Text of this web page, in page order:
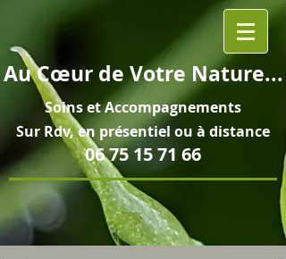
AuCœurde Votre Nature...
Soins etAccompagnements
Sur Rdv, en présentiel ou à distance
06 75 15 71 66